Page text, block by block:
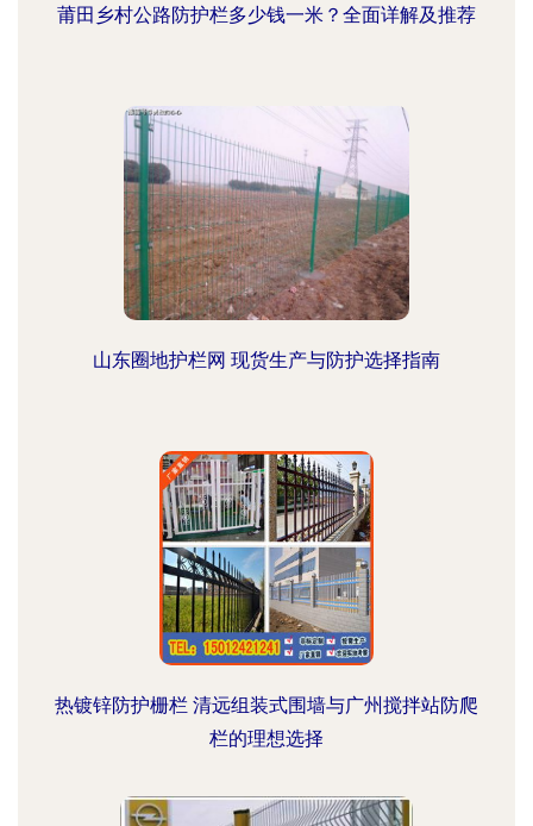
莆田乡村公路防护栏多少钱一米？全面详解及推荐
山东圈地护栏网 现货生产与防护选择指南
热镀锌防护栅栏 清远组装式围墙与广州搅拌站防爬
栏的理想选择